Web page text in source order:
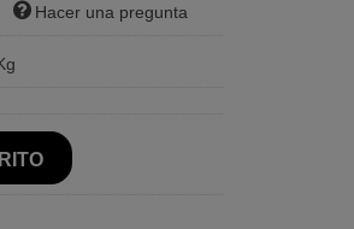
Hacer una pregunta